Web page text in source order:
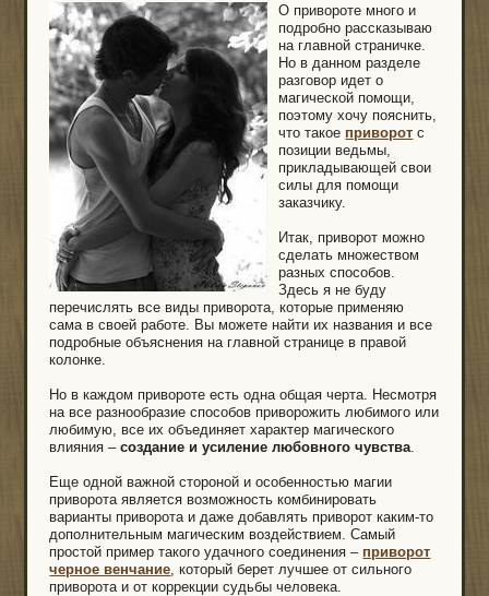
О привороте много и
подробно рассказываю
на главной страничке.
Но в данном разделе
разговор идет о
магической помощи,
поэтому хочу пояснить,
что такое приворот с
позиции ведьмы,
прикладывающей свои
силы для помощи
заказчику.
Итак, приворот можно
сделать множеством
разных способов.
Здесь я не буду
перечислять все виды приворота, которые применяю
сама в своей работе. Вы можете найти их названия и все
подробные объяснения на главной странице в правой
колонке.
Но в каждом привороте есть одна общая черта. Несмотря
на все разнообразие способов приворожить любимого или
любимую, все их объединяет характер магического
влияния –создание и усиление любовного чувства
Еще одной важной стороной и особенностью магии
приворота является возможность комбинировать
варианты приворота и даже добавлять приворот каким-то
дополнительным магическим воздействием. Самый
простой пример такого удачного соединения – приворот
черное венчание , который берет лучшее от сильного
приворота и от коррекции судьбы человека.